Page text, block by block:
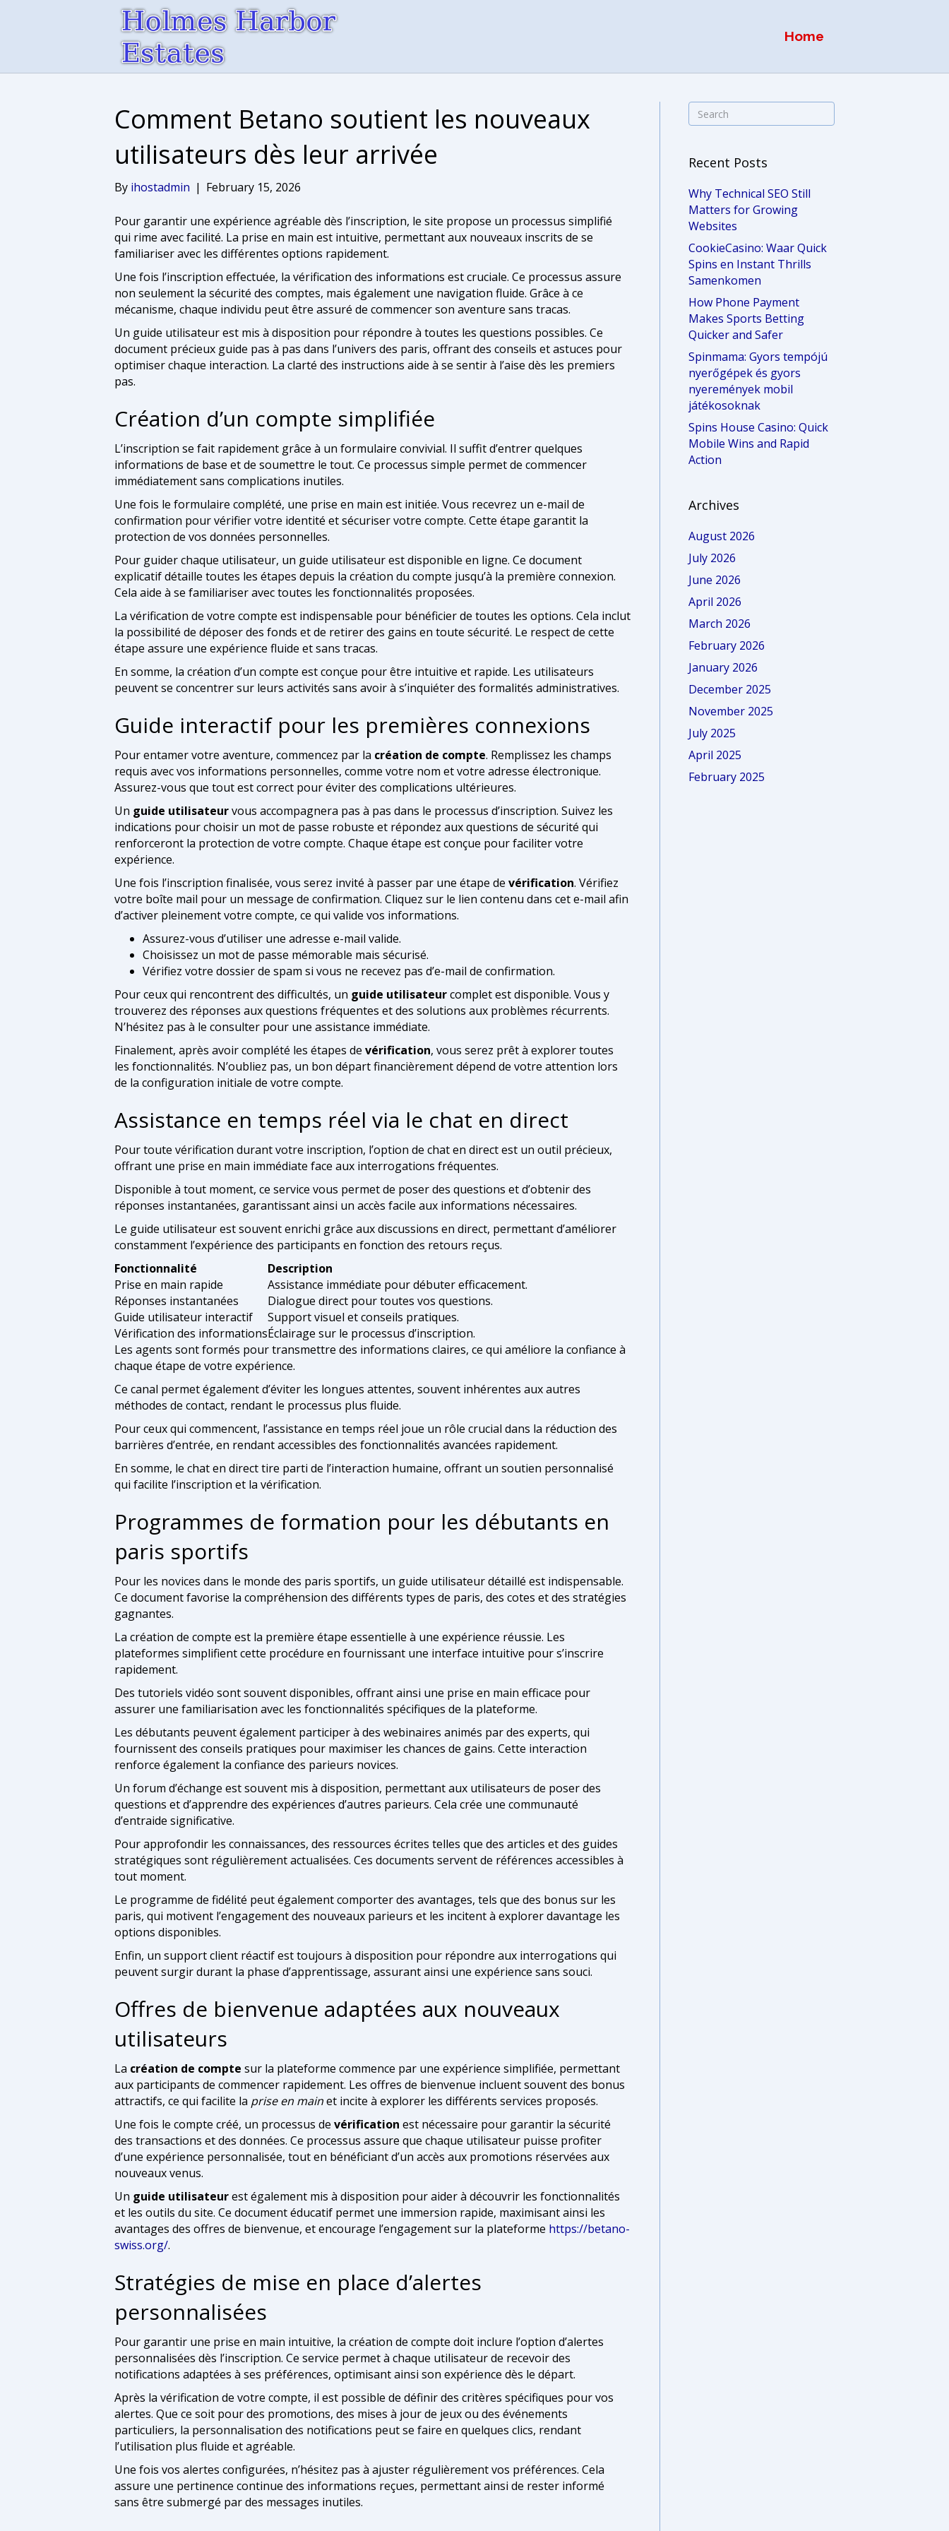
Home
Comment Betano soutient les nouveaux
utilisateurs dès leur arrivée
By ihostadmin | February 15, 2026
Pour garantir une expérience agréable dès l’inscription, le site propose un processus simplifié
qui rime avec facilité. La prise en main est intuitive, permettant aux nouveaux inscrits de se
familiariser avec les différentes options rapidement.
Une fois l’inscription effectuée, la vérification des informations est cruciale. Ce processus assure
non seulement la sécurité des comptes, mais également une navigation fluide. Grâce à ce
mécanisme, chaque individu peut être assuré de commencer son aventure sans tracas.
Un guide utilisateur est mis à disposition pour répondre à toutes les questions possibles. Ce
document précieux guide pas à pas dans l’univers des paris, offrant des conseils et astuces pour
optimiser chaque interaction. La clarté des instructions aide à se sentir à l’aise dès les premiers
pas.
Création d’un compte simplifiée
L’inscription se fait rapidement grâce à un formulaire convivial. Il suffit d’entrer quelques
informations de base et de soumettre le tout. Ce processus simple permet de commencer
immédiatement sans complications inutiles.
Une fois le formulaire complété, une prise en main est initiée. Vous recevrez un e-mail de
confirmation pour vérifier votre identité et sécuriser votre compte. Cette étape garantit la
protection de vos données personnelles.
Pour guider chaque utilisateur, un guide utilisateur est disponible en ligne. Ce document
explicatif détaille toutes les étapes depuis la création du compte jusqu’à la première connexion.
Cela aide à se familiariser avec toutes les fonctionnalités proposées.
La vérification de votre compte est indispensable pour bénéficier de toutes les options. Cela inclut
la possibilité de déposer des fonds et de retirer des gains en toute sécurité. Le respect de cette
étape assure une expérience fluide et sans tracas.
En somme, la création d’un compte est conçue pour être intuitive et rapide. Les utilisateurs
peuvent se concentrer sur leurs activités sans avoir à s’inquiéter des formalités administratives.
Guide interactif pour les premières connexions
Pour entamer votre aventure, commencez par la création de compte. Remplissez les champs
requis avec vos informations personnelles, comme votre nom et votre adresse électronique.
Assurez-vous que tout est correct pour éviter des complications ultérieures.
Un guide utilisateurvous accompagnera pas à pas dans le processus d’inscription. Suivez les
indications pour choisir un mot de passe robuste et répondez aux questions de sécurité qui
renforceront la protection de votre compte. Chaque étape est conçue pour faciliter votre
expérience.
Une fois l’inscription finalisée, vous serez invité à passer par une étape de vérification. Vérifiez
votre boîte mail pour un message de confirmation. Cliquez sur le lien contenu dans cet e-mail afin
d’activer pleinement votre compte, ce qui valide vos informations.
Assurez-vous d’utiliser une adresse e-mail valide.
Choisissez un mot de passe mémorable mais sécurisé.
Vérifiez votre dossier de spam si vous ne recevez pas d’e-mail de confirmation.
Pour ceux qui rencontrent des difficultés, un guide utilisateurcomplet est disponible. Vous y
trouverez des réponses aux questions fréquentes et des solutions aux problèmes récurrents.
N’hésitez pas à le consulter pour une assistance immédiate.
Finalement, après avoir complété les étapes de vérification, vous serez prêt à explorer toutes
les fonctionnalités. N’oubliez pas, un bon départ financièrement dépend de votre attention lors
de la configuration initiale de votre compte.
Assistance en temps réel via le chat en direct
Pour toute vérification durant votre inscription, l’option de chat en direct est un outil précieux,
offrant une prise en main immédiate face aux interrogations fréquentes.
Disponible à tout moment, ce service vous permet de poser des questions et d’obtenir des
réponses instantanées, garantissant ainsi un accès facile aux informations nécessaires.
Le guide utilisateur est souvent enrichi grâce aux discussions en direct, permettant d’améliorer
constamment l’expérience des participants en fonction des retours reçus.
Fonctionnalité
Description
Prise en main rapide
Assistance immédiate pour débuter efficacement.
Réponses instantanées
Dialogue direct pour toutes vos questions.
Guide utilisateur interactif
Support visuel et conseils pratiques.
Vérification des informationsÉclairage sur le processus d’inscription.
Les agents sont formés pour transmettre des informations claires, ce qui améliore la confiance à
chaque étape de votre expérience.
Ce canal permet également d’éviter les longues attentes, souvent inhérentes aux autres
méthodes de contact, rendant le processus plus fluide.
Pour ceux qui commencent, l’assistance en temps réel joue un rôle crucial dans la réduction des
barrières d’entrée, en rendant accessibles des fonctionnalités avancées rapidement.
En somme, le chat en direct tire parti de l’interaction humaine, offrant un soutien personnalisé
qui facilite l’inscription et la vérification.
Programmes de formation pour les débutants en
paris sportifs
Pour les novices dans le monde des paris sportifs, un guide utilisateur détaillé est indispensable.
Ce document favorise la compréhension des différents types de paris, des cotes et des stratégies
gagnantes.
La création de compte est la première étape essentielle à une expérience réussie. Les
plateformes simplifient cette procédure en fournissant une interface intuitive pour s’inscrire
rapidement.
Des tutoriels vidéo sont souvent disponibles, offrant ainsi une prise en main efficace pour
assurer une familiarisation avec les fonctionnalités spécifiques de la plateforme.
Les débutants peuvent également participer à des webinaires animés par des experts, qui
fournissent des conseils pratiques pour maximiser les chances de gains. Cette interaction
renforce également la confiance des parieurs novices.
Un forum d’échange est souvent mis à disposition, permettant aux utilisateurs de poser des
questions et d’apprendre des expériences d’autres parieurs. Cela crée une communauté
d’entraide significative.
Pour approfondir les connaissances, des ressources écrites telles que des articles et des guides
stratégiques sont régulièrement actualisées. Ces documents servent de références accessibles à
tout moment.
Le programme de fidélité peut également comporter des avantages, tels que des bonus sur les
paris, qui motivent l’engagement des nouveaux parieurs et les incitent à explorer davantage les
options disponibles.
Enfin, un support client réactif est toujours à disposition pour répondre aux interrogations qui
peuvent surgir durant la phase d’apprentissage, assurant ainsi une expérience sans souci.
Offres de bienvenue adaptées aux nouveaux
utilisateurs
La création de compte sur la plateforme commence par une expérience simplifiée, permettant
aux participants de commencer rapidement. Les offres de bienvenue incluent souvent des bonus
attractifs, ce qui facilite la prise en mainet incite à explorer les différents services proposés.
Une fois le compte créé, un processus de vérification est nécessaire pour garantir la sécurité
des transactions et des données. Ce processus assure que chaque utilisateur puisse profiter
d’une expérience personnalisée, tout en bénéficiant d’un accès aux promotions réservées aux
nouveaux venus.
Un guide utilisateurest également mis à disposition pour aider à découvrir les fonctionnalités
et les outils du site. Ce document éducatif permet une immersion rapide, maximisant ainsi les
avantages des offres de bienvenue, et encourage l’engagement sur la plateforme https://betano-
swiss.org/.
Stratégies de mise en place d’alertes
personnalisées
Pour garantir une prise en main intuitive, la création de compte doit inclure l’option d’alertes
personnalisées dès l’inscription. Ce service permet à chaque utilisateur de recevoir des
notifications adaptées à ses préférences, optimisant ainsi son expérience dès le départ.
Après la vérification de votre compte, il est possible de définir des critères spécifiques pour vos
alertes. Que ce soit pour des promotions, des mises à jour de jeux ou des événements
particuliers, la personnalisation des notifications peut se faire en quelques clics, rendant
l’utilisation plus fluide et agréable.
Une fois vos alertes configurées, n’hésitez pas à ajuster régulièrement vos préférences. Cela
assure une pertinence continue des informations reçues, permettant ainsi de rester informé
sans être submergé par des messages inutiles.
Recent Posts
Why Technical SEO Still
Matters for Growing
Websites
CookieCasino: Waar Quick
Spins en Instant Thrills
Samenkomen
How Phone Payment
Makes Sports Betting
Quicker and Safer
Spinmama: Gyors tempójú
nyerőgépek és gyors
nyeremények mobil
játékosoknak
Spins House Casino: Quick
Mobile Wins and Rapid
Action
Archives
August 2026
July 2026
June 2026
April 2026
March 2026
February 2026
January 2026
December 2025
November 2025
July 2025
April 2025
February 2025